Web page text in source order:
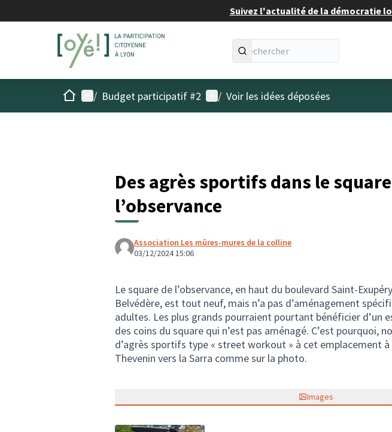
Suivez l'actualité de la démocratie
AccueilMenu principal
/ Budget participatif #2 Menu utilisateur
/ Voir les idées déposées
Des agrès sportifs dans le
l’observance
Association Les mûres-mures de la colline
03/12/2024 15:06
Le square de l’observance, en haut du boulevard Saint-
Belvédère, est tout neuf, mais n’a pas d’aménagement
adultes. Les plus grands pourraient pourtant bénéficier d’un
des coins du square qui n’est pas aménagé. C’est pourquoi,
d’agrès sportifs type « street workout » à cet emplacement
Thevenin vers la Sarra comme sur la photo.
Images